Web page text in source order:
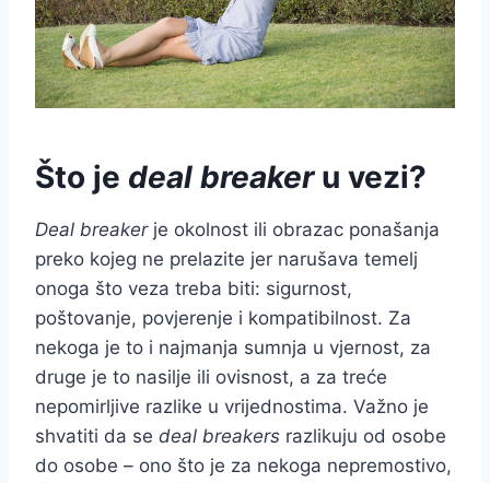
Što je deal breakeru vezi?
Deal breakerje okolnost ili obrazac ponašanja
preko kojeg ne prelazite jer narušava temelj
onoga što veza treba biti: sigurnost,
poštovanje, povjerenje i kompatibilnost. Za
nekoga je to i najmanja sumnja u vjernost, za
druge je to nasilje ili ovisnost, a za treće
nepomirljive razlike u vrijednostima. Važno je
shvatiti da se deal breakers razlikuju od osobe
do osobe – ono što je za nekoga nepremostivo,